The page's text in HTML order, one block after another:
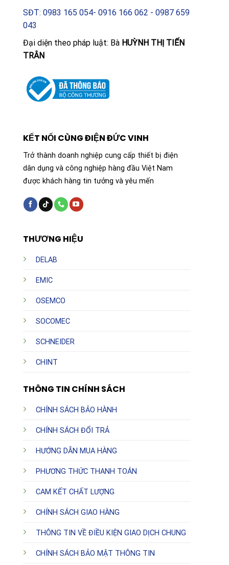
SĐT: 0983 165 054- 0916 166 062 - 0987 659
043
Đại diện theo pháp luật: Bà HUỲNH THỊ TIẾN
TRÂN
THƯƠNG HIỆU
DELAB
EMIC
OSEMCO
SOCOMEC
SCHNEIDER
CHINT
THÔNG TIN CHÍNH SÁCH
CHÍNH SÁCH BẢO HÀNH
CHÍNH SÁCH ĐỔI TRẢ
HƯỚNG DẪN MUA HÀNG
PHƯƠNG THỨC THANH TOÁN
CAM KẾT CHẤT LƯỢNG
CHÍNH SÁCH GIAO HÀNG
THÔNG TIN VỀ ĐIỀU KIỆN GIAO DỊCH CHUNG
CHÍNH SÁCH BẢO MẬT THÔNG TIN
KẾT NỐI CÙNG ĐIỆN ĐỨC VINH
Trở thành doanh nghiệp cung cấp thiết bị điện
dân dụng và công nghiệp hàng đầu Việt Nam
được khách hàng tin tưởng và yêu mến